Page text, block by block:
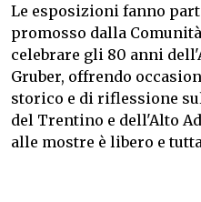
Le esposizioni fanno
promosso dalla
celebrare gli 80 anni
Gruber, offrendo
storico e di riflessione
del Trentino e dell'Alto
alle mostre è libero e